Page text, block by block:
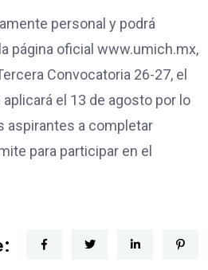
personal y podrá
página oficial www.umich.mx,
Convocatoria 26-27, el
el 13 de agosto por lo
aspirantes a completar
para participar en el